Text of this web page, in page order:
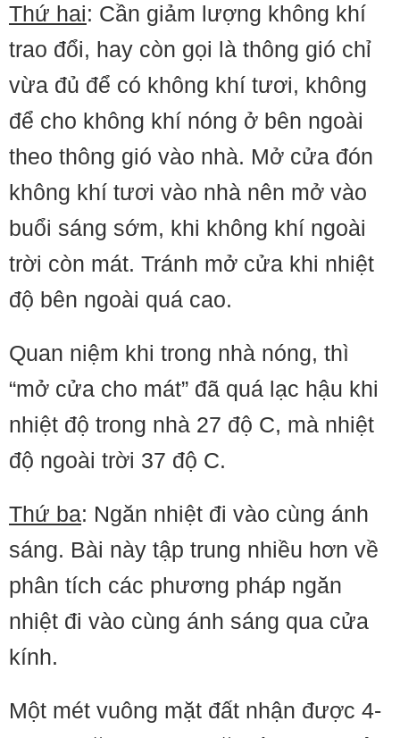
Thứ hai: Cần giảm lượng không khí
trao đổi, hay còn gọi là thông gió chỉ
vừa đủ để có không khí tươi, không
để cho không khí nóng ở bên ngoài
theo thông gió vào nhà. Mở cửa đón
không khí tươi vào nhà nên mở vào
buổi sáng sớm, khi không khí ngoài
trời còn mát. Tránh mở cửa khi nhiệt
độ bên ngoài quá cao.
Quan niệm khi trong nhà nóng, thì
“mở cửa cho mát” đã quá lạc hậu khi
nhiệt độ trong nhà 27 độ C, mà nhiệt
độ ngoài trời 37 độ C.
Thứ ba: Ngăn nhiệt đi vào cùng ánh
sáng. Bài này tập trung nhiều hơn về
phân tích các phương pháp ngăn
nhiệt đi vào cùng ánh sáng qua cửa
kính.
Một mét vuông mặt đất nhận được 4-